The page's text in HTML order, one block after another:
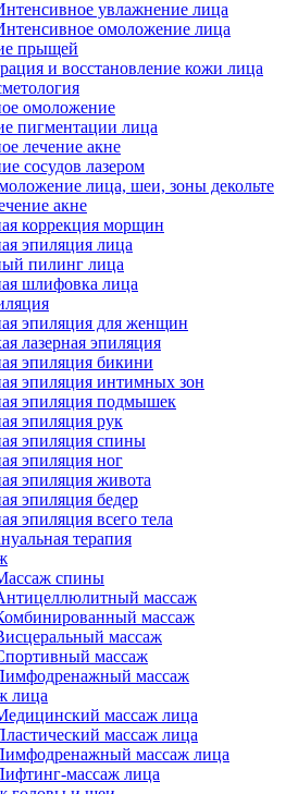
увлажнение лица
омоложение лица
прыщей
и восстановление кожи лица
омоложение
пигментации лица
лечение акне
сосудов лазером
лица, шеи, зоны декольте
акне
коррекция морщин
эпиляция лица
пилинг лица
шлифовка лица
эпиляция для женщин
лазерная эпиляция
эпиляция бикини
эпиляция интимных зон
эпиляция подмышек
эпиляция рук
эпиляция спины
эпиляция ног
эпиляция живота
эпиляция бедер
эпиляция всего тела
терапия
спины
массаж
массаж
массаж
массаж
массаж
лица
массаж лица
массаж лица
массаж лица
массаж лица